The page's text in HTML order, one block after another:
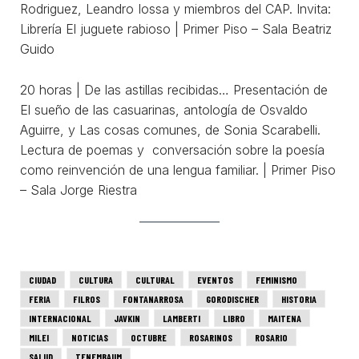
Rodriguez, Leandro Iossa y miembros del CAP. Invita:
Librería El juguete rabioso | Primer Piso – Sala Beatriz
Guido
20 horas | De las astillas recibidas… Presentación de
El sueño de las casuarinas, antología de Osvaldo
Aguirre, y Las cosas comunes, de Sonia Scarabelli.
Lectura de poemas y conversación sobre la poesía
como reinvención de una lengua familiar. | Primer Piso
– Sala Jorge Riestra
CIUDAD CULTURA CULTURAL EVENTOS
FEMINISMO
FERIA
FILROS FONTANARROSA GORODISCHER
HISTORIA
INTERNACIONAL
JAVKIN LAMBERTI LIBRO
MAITENA
MILEI
NOTICIAS OCTUBRE ROSARINOS
ROSARIO
SALUD
TENEMBAUM